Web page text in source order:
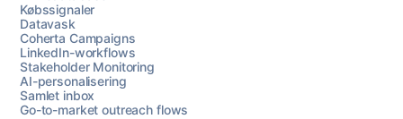
Købssignaler
Datavask
Coherta Campaigns
LinkedIn-workflows
Stakeholder Monitoring
AI-personalisering
Samlet inbox
Go-to-market outreach flows